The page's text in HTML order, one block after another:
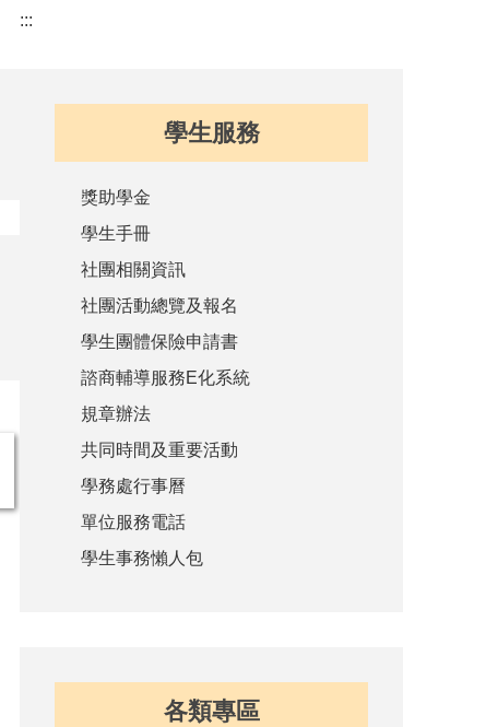
:::
學生服務
獎助學金
學生手冊
社團相關資訊
社團活動總覽及報名
學生團體保險申請書
諮商輔導服務E化系統
規章辦法
共同時間及重要活動
學務處行事曆
單位服務電話
學生事務懶人包
各類專區